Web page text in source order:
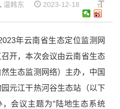
温韩东
2023-12-18
年云南省生态定位监测网
开，本次会议由云南省生态
生态监测网络）主办，中国
元江干热河谷生态站（以下
，会议主题为“陆地生态系统